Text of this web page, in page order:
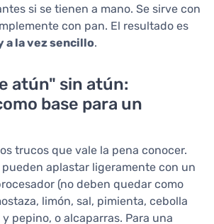
si se tienen a mano. Se sirve con
con pan. El resultado es
a la vez sencillo.
atún" sin atún:
base para un
trucos que vale la pena conocer.
pueden aplastar ligeramente con un
(no deben quedar como
limón, sal, pimienta, cebolla
pepino, o alcaparras. Para una